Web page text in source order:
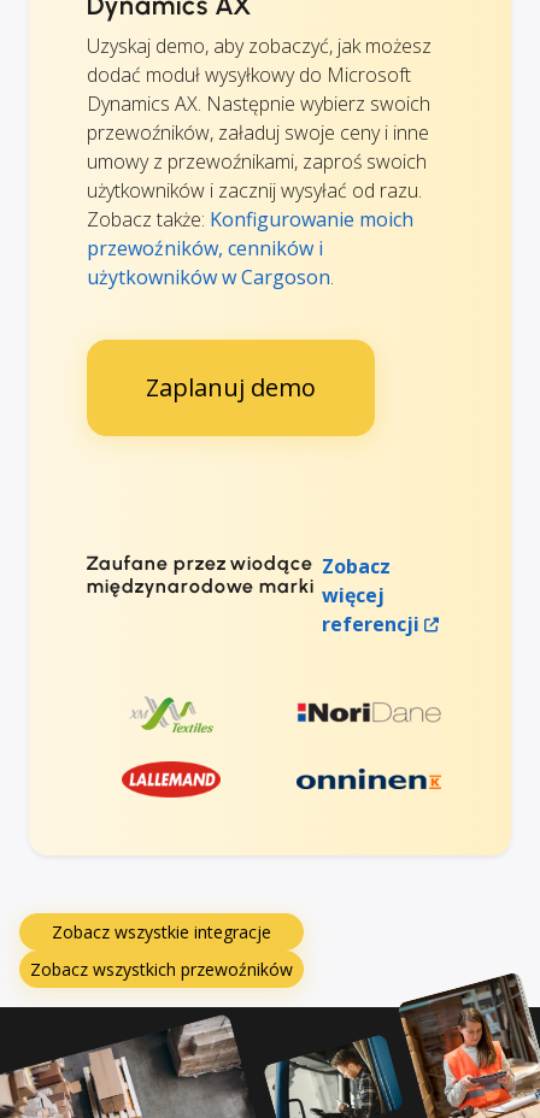
Uzyskaj demo, aby zobaczyć, jak możesz
dodać moduł wysyłkowy do Microsoft
Dynamics AX. Następnie wybierz swoich
przewoźników, załaduj swoje ceny i inne
umowy z przewoźnikami, zaproś swoich
użytkowników i zacznij wysyłać od razu.
Zobacz także: Konfigurowanie moich
przewoźników, cenników i
użytkowników w Cargoson.
Zaplanuj demo
Zaufane przez wiodące
międzynarodowe marki
Zobacz
więcej
referencji
Zobacz wszystkie integracje
Zobacz wszystkich przewoźników